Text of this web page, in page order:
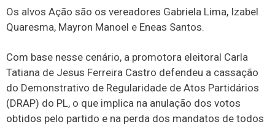
Os alvos Ação são os vereadores Gabriela Lima, Izabel
Quaresma, Mayron Manoel e Eneas Santos.
Com base nesse cenário, a promotora eleitoral Carla
Tatiana de Jesus Ferreira Castro defendeu a cassação
do Demonstrativo de Regularidade de Atos Partidários
(DRAP) do PL, o que implica na anulação dos votos
obtidos pelo partido e na perda dos mandatos de todos